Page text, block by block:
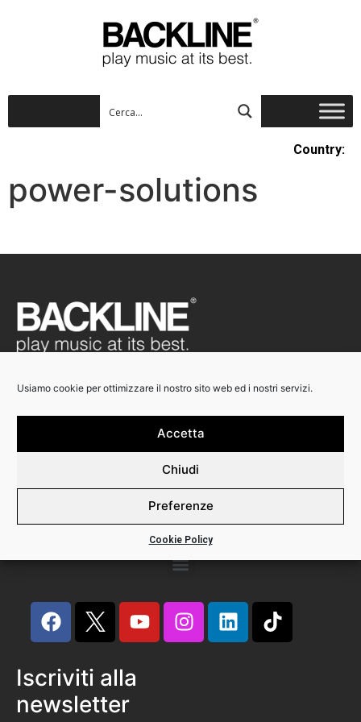
Usiamo cookie per ottimizzare il nostro sito web ed i nostri servizi.
Accetta
Chiudi
Preferenze
Cookie Policy
Country:
power-solutions
Backline Srl
Via Calabria 3
Phone +39 02 82396445
Iscriviti alla
newsletter